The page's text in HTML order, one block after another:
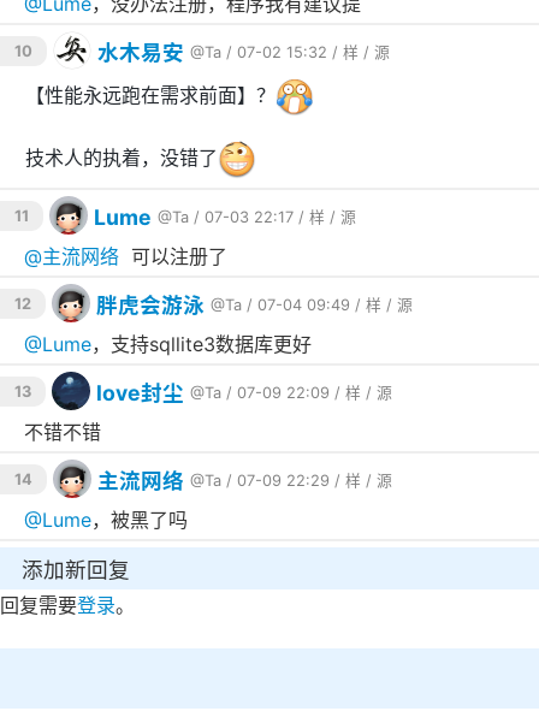
10 水木易安 @Ta / 07-02 15:32 / 样 / 源
【性能永远跑在需求前面】？
技术人的执着，没错了
11 Lume @Ta / 07-03 22:17 / 样 / 源
@主流网络 可以注册了
12 胖虎会游泳 @Ta / 07-04 09:49 / 样 / 源
@Lume，支持sqllite3数据库更好
13 love封尘 @Ta / 07-09 22:09 / 样 / 源
不错不错
14 主流网络 @Ta / 07-09 22:29 / 样 / 源
@Lume，被黑了吗
添加新回复
回复需要登录。